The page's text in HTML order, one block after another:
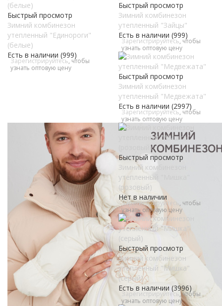
Быстрый просмотр
Зимний комбинезон
утепленный "Единороги"
(белые)
Есть в наличии (999)
Зарегистрируйтесь, чтобы
узнать оптовую цену
Быстрый просмотр
Зимний комбинезон
утепленный "Зайцы"
Есть в наличии (999)
Зарегистрируйтесь, чтобы
узнать оптовую цену
Быстрый просмотр
Зимний комбинезон
утепленный "Медвежата"
Есть в наличии (2997)
Зарегистрируйтесь, чтобы
узнать оптовую цену
Быстрый просмотр
Зимний комбинезон
утепленный "Мишка"
(розовый)
Нет в наличии
Зарегистрируйтесь , чтобы
узнать оптовую цену
Быстрый просмотр
Зимний комбинезон
утепленный "Мишка"
(серый)
Есть в наличии (3996)
Зарегистрируйтесь, чтобы
узнать оптовую цену